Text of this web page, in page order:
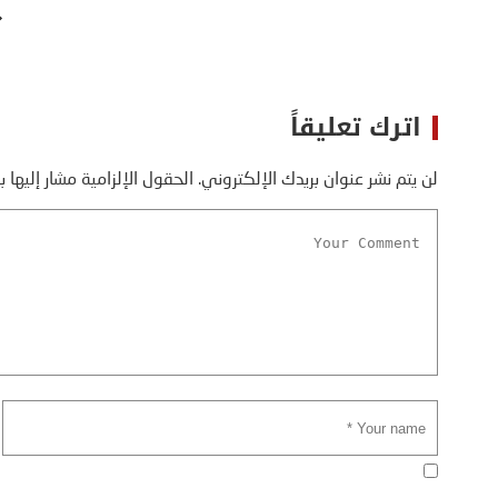
اترك تعليقاً
لن يتم نشر عنوان بريدك الإلكتروني. الحقول الإلزامية مشار إليها